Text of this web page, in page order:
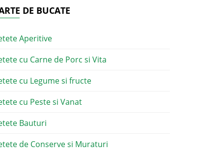
DE BUCATE
Aperitive
cu Carne de Porc si Vita
cu Legume si fructe
cu Peste si Vanat
Bauturi
de Conserve si Muraturi